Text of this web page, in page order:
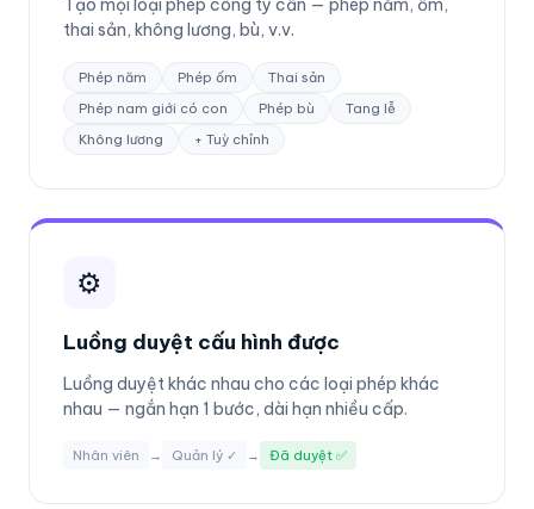
thai sản, không lương, bù, v.v.
Phép năm Phép ốm
Thai sản
Phép nam giới có con
Phép bù
Tang lễ
Không lương
+ Tuỳ chỉnh
⚙️
Luồng duyệt cấu hình được
Luồng duyệt khác nhau cho các loại phép khác
nhau — ngắn hạn 1 bước, dài hạn nhiều cấp.
Nhân viên → Quản lý ✓ → Đã duyệt ✅